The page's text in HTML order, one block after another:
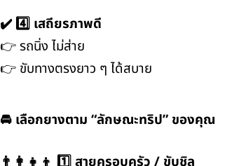
✔️ 4️⃣ เสถียรภาพดี
👉 รถนิ่ง ไม่ส่าย
👉 ขับทางตรงยาว ๆ ได้สบาย
🚘 เลือกยางตาม “ลักษณะทริป” ของคุณ
👨‍👩‍👧‍👦 1️⃣ สายครอบครัว / ขับชิล